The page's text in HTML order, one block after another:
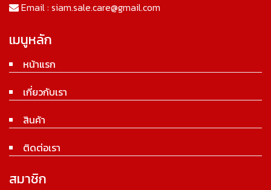
Email : siam.sale.care@gmail.com
เมนูหลัก
หน้าแรก
เกี่ยวกับเรา
สินค้า
ติดต่อเรา
สมาชิก